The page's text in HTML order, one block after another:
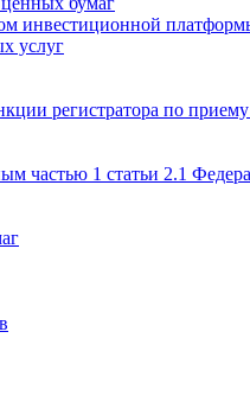
инвестиционной
услуг
регистратора по приему
частью 1 статьи 2.1